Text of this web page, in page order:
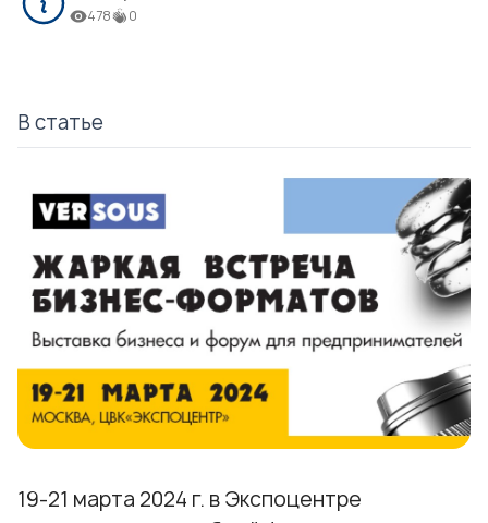
478 0
В статье
19-21 марта 2024 г. в Экспоцентре